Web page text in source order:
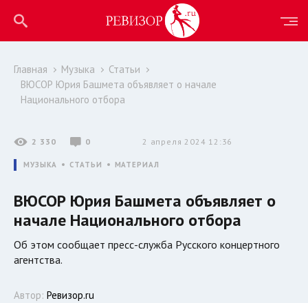
Главная Музыка
Статьи
ВЮСОР Юрия Башмета объявляет о начале
Национального отбора
2 330 0 2 апреля 2024 12:36
МУЗЫКА СТАТЬИ МАТЕРИАЛ
ВЮСОР Юрия Башмета объявляет о
начале Национального отбора
Об этом сообщает пресс-служба Русского концертного
агентства.
Автор: Ревизор.ru